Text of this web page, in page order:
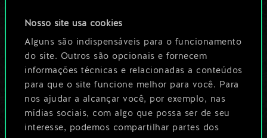
Nosso site usa cookies
Alguns são indispensáveis para o funcionamento
do site. Outros são opcionais e fornecem
informações técnicas e relacionadas a conteúdos
para que o site funcione melhor para você. Para
nos ajudar a alcançar você, por exemplo, nas
mídias sociais, com algo que possa ser de seu
interesse, podemos compartilhar partes dos
compartilhado.
No entanto, dá para
ser muito mais!
Dê um nome para este baralho e crie
um guia